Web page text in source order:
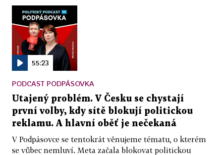
55:23
PODCAST PODPÁSOVKA
Utajený problém. V Česku se chystají
první volby, kdy sítě blokují politickou
reklamu. A hlavní oběť je nečekaná
V Podpásovce se tentokrát věnujeme tématu, o kterém
se vůbec nemluví. Meta začala blokovat politickou